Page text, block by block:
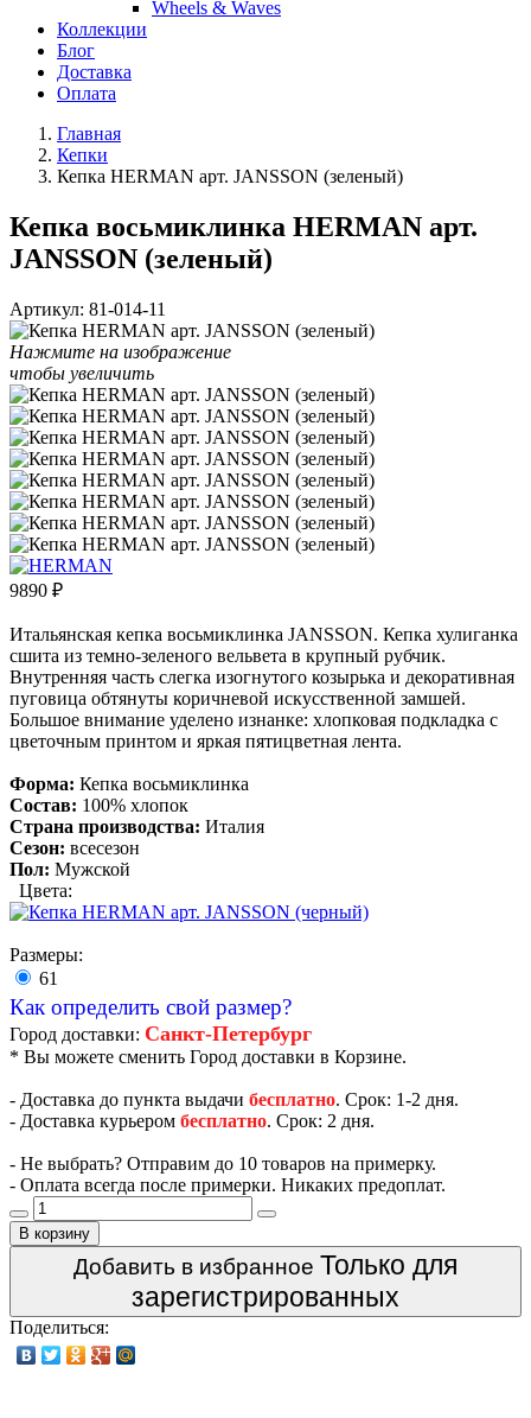
Wheels & Waves
Коллекции
Блог
Доставка
Оплата
Главная
Кепки
Кепка HERMAN арт. JANSSON (зеленый)
Кепка восьмиклинка HERMAN арт.
JANSSON (зеленый)
Артикул: 81-014-11
Нажмите на изображение
чтобы увеличить
9890 ₽
Итальянская кепка восьмиклинка JANSSON. Кепка хулиганка
сшита из темно-зеленого вельвета в крупный рубчик.
Внутренняя часть слегка изогнутого козырька и декоративная
пуговица обтянуты коричневой искусственной замшей.
Большое внимание уделено изнанке: хлопковая подкладка с
цветочным принтом и яркая пятицветная лента.
Форма: Кепка восьмиклинка
Состав: 100% хлопок
Страна производства: Италия
Сезон: всесезон
Пол: Мужской
Цвета:
Размеры:
61
Как определить свой размер?
Город доставки: Санкт-Петербург
* Вы можете сменить Город доставки в Корзине.
- Доставка до пункта выдачи бесплатно. Срок: 1-2 дня.
- Доставка курьером бесплатно. Срок: 2 дня.
- Не выбрать? Отправим до 10 товаров на примерку.
- Оплата всегда после примерки. Никаких предоплат.
В корзину
Добавить в избранное Только для
зарегистрированных
Поделиться: